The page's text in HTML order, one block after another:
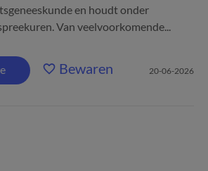
en houdt onder
Van veelvoorkomende...
Bewaren 20-06-2026